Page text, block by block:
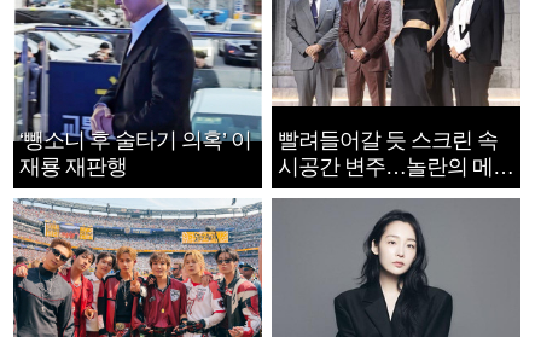
‘뺑소니 후 술타기 의혹’ 이
재룡 재판행
빨려들어갈 듯 스크린 속
시공간 변주…놀란의 메시
지는 ‘전쟁 속죄’